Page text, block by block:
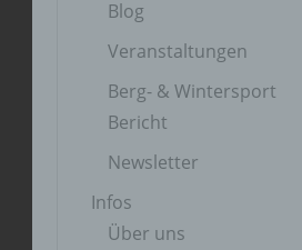
Blog
Veranstaltungen
Berg- & Wintersport
Bericht
Newsletter
Infos
Über uns